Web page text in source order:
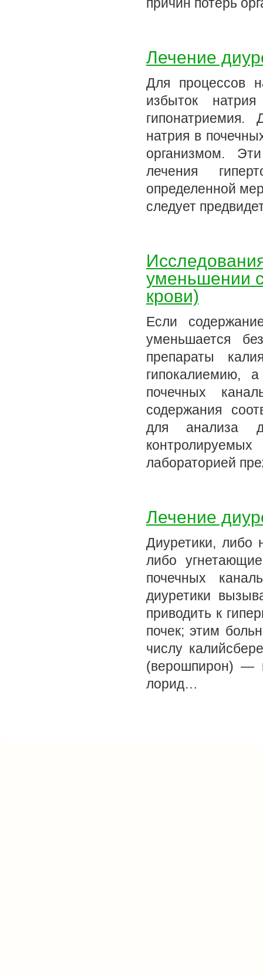
Лечение
Для процессов
избыток
гипонатриемия.
натрия в
организмом.
лечения
определенной
следует
уменьшении
крови)
Если
уменьшается
препараты
гипокалиемию,
почечных
содержания
для анализа
лабораторией
Лечение
Диуретики, либо
либо
почечных
диуретики
приводить к
почек; этим
числу
(верошпирон) —
лорид…